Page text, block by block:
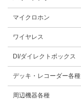
マイクロホン
ワイヤレス
DI/ダイレクトボックス
デッキ・レコーダー各種
周辺機器各種